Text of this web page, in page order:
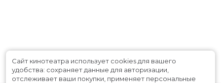
Сайт кинотеатра использует cookies для вашего
удобства: сохраняет данные для авторизации,
отслеживает ваши покупки, применяет персональные